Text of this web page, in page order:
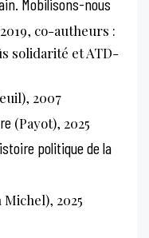
Mobilisons-nous
co-autheurs :
solidarité et ATD-
2007
(Payot), 2025
politique de la
Michel), 2025